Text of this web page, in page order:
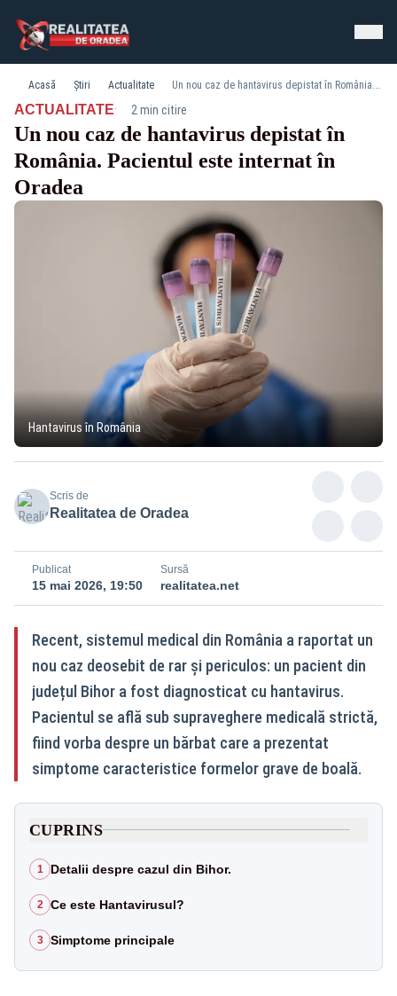
Acasă Știri Actualitate Un nou caz de hantavirus depistat în România. Pacientul este internat în Oradea
ACTUALITATE· 2 min citire
Un nou caz de hantavirus depistat în
România. Pacientul este internat în
Oradea
Hantavirus în România
Scris de
Realitatea de Oradea
Publicat
15 mai 2026, 19:50
Sursă
realitatea.net
Recent, sistemul medical din România a raportat un
nou caz deosebit de rar și periculos: un pacient din
județul Bihor a fost diagnosticat cu hantavirus.
Pacientul se află sub supraveghere medicală strictă,
fiind vorba despre un bărbat care a prezentat
simptome caracteristice formelor grave de boală.
CUPRINS
1 Detalii despre cazul din Bihor.
2 Ce este Hantavirusul?
3 Simptome principale